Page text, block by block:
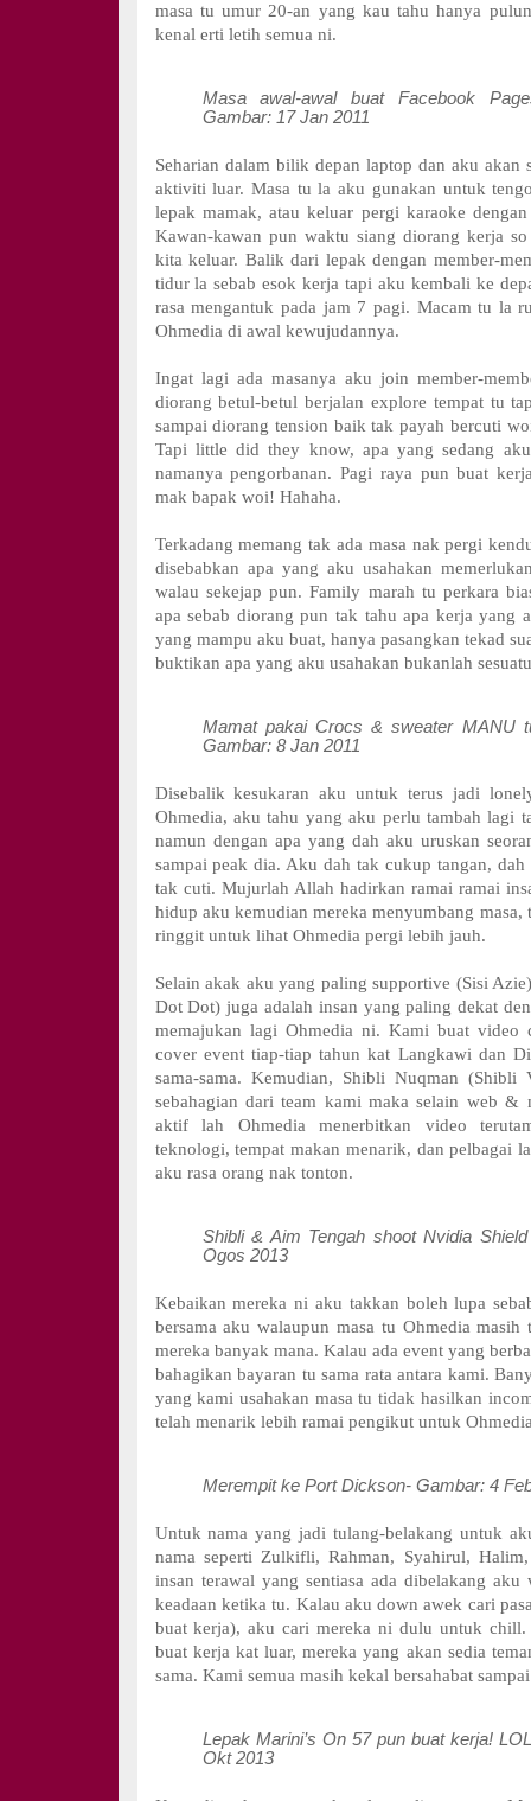
masa tu umur 20-an yang kau tahu hanya
kenal erti letih semua ni.
Masa awal-awal buat Facebook
Gambar: 17 Jan 2011
Seharian dalam bilik depan laptop dan aku akan
aktiviti luar. Masa tu la aku gunakan untuk
lepak mamak, atau keluar pergi karaoke
Kawan-kawan pun waktu siang diorang kerja
kita keluar. Balik dari lepak dengan member-
tidur la sebab esok kerja tapi aku kembali ke
rasa mengantuk pada jam 7 pagi. Macam tu la
Ohmedia di awal kewujudannya.
Ingat lagi ada masanya aku join member-
diorang betul-betul berjalan explore tempat tu
sampai diorang tension baik tak payah bercuti
Tapi little did they know, apa yang sedang
namanya pengorbanan. Pagi raya pun buat
mak bapak woi! Hahaha.
Terkadang memang tak ada masa nak pergi
disebabkan apa yang aku usahakan
walau sekejap pun. Family marah tu perkara
apa sebab diorang pun tak tahu apa kerja yang
yang mampu aku buat, hanya pasangkan tekad
buktikan apa yang aku usahakan bukanlah
Mamat pakai Crocs & sweater MANU
Gambar: 8 Jan 2011
Disebalik kesukaran aku untuk terus jadi
Ohmedia, aku tahu yang aku perlu tambah lagi
namun dengan apa yang dah aku uruskan
sampai peak dia. Aku dah tak cukup tangan,
tak cuti. Mujurlah Allah hadirkan ramai ramai
hidup aku kemudian mereka menyumbang masa,
ringgit untuk lihat Ohmedia pergi lebih jauh.
Selain akak aku yang paling supportive (Sisi
Dot Dot) juga adalah insan yang paling dekat
memajukan lagi Ohmedia ni. Kami buat video
cover event tiap-tiap tahun kat Langkawi dan
sama-sama. Kemudian, Shibli Nuqman
sebahagian dari team kami maka selain web &
aktif lah Ohmedia menerbitkan video
teknologi, tempat makan menarik, dan pelbagai
aku rasa orang nak tonton.
Shibli & Aim Tengah shoot Nvidia
Ogos 2013
Kebaikan mereka ni aku takkan boleh lupa
bersama aku walaupun masa tu Ohmedia
mereka banyak mana. Kalau ada event yang
bahagikan bayaran tu sama rata antara kami.
yang kami usahakan masa tu tidak hasilkan
telah menarik lebih ramai pengikut untuk
Merempit ke Port Dickson- Gambar: 4
Untuk nama yang jadi tulang-belakang untuk
nama seperti Zulkifli, Rahman, Syahirul,
insan terawal yang sentiasa ada dibelakang aku
keadaan ketika tu. Kalau aku down awek cari
buat kerja), aku cari mereka ni dulu untuk
buat kerja kat luar, mereka yang akan sedia
sama. Kami semua masih kekal bersahabat
Lepak Marini’s On 57 pun buat kerja!
Okt 2013